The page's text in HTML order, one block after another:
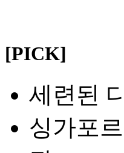
[PICK]
세련된
싱가포